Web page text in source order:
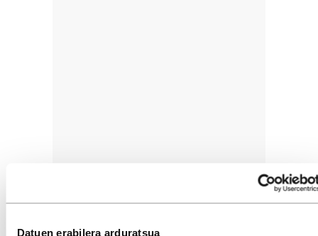
Datuen erabilera arduratsua